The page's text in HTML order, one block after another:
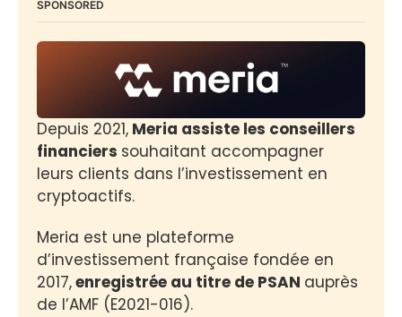
SPONSORED
Depuis 2021, Meria assiste les conseillers
financiers souhaitant accompagner
leurs clients dans l’investissement en
cryptoactifs.
Meria est une plateforme
d’investissement française fondée en
2017, enregistrée au titre de PSAN auprès
de l’AMF (E2021-016).